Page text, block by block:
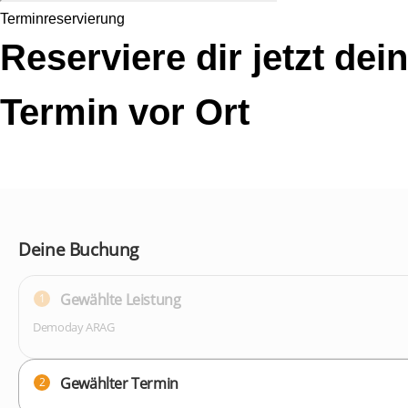
Terminreservierung
Reserviere dir jetzt
Termin vor Ort